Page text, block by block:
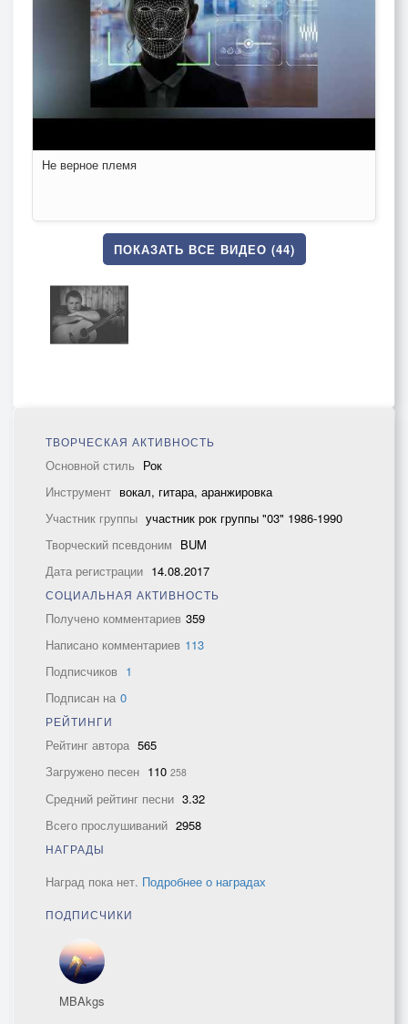
Не верное племя
ПОКАЗАТЬ ВСЕ ВИДЕО (44)
ТВОРЧЕСКАЯ АКТИВНОСТЬ
Основной стиль Рок
Инструмент вокал, гитара, аранжировка
Участник группы участник рок группы "03" 1986-1990
Творческий псевдоним BUM
Дата регистрации 14.08.2017
СОЦИАЛЬНАЯ АКТИВНОСТЬ
Получено комментариев 359
Написано комментариев 113
Подписчиков 1
Подписан на 0
РЕЙТИНГИ
Рейтинг автора 565
Загружено песен 110 258
Средний рейтинг песни 3.32
Всего прослушиваний 2958
НАГРАДЫ
Наград пока нет. Подробнее о наградах
ПОДПИСЧИКИ
MBAkgs